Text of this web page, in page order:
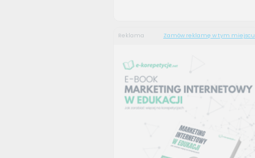
Reklama Zamów reklamę w tym miejscu